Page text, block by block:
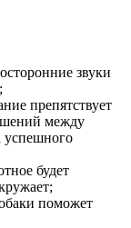
звуки
препятствует
между
успешного
будет
поможет